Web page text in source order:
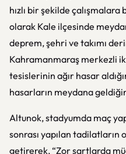
hızlı bir şekilde çalışmalara
olarak Kale ilçesinde
deprem, şehri ve takımı
Kahramanmaraş merkezli
tesislerinin ağır hasar
hasarların meydana
Altunok, stadyumda maç
sonrası yapılan
getirerek, “Zor şartlarda